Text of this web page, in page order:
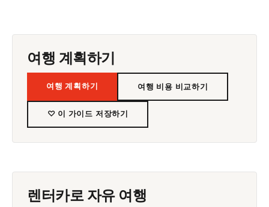
여행 계획하기
여행 계획하기 여행 비용 비교하기
♡ 이 가이드 저장하기
렌터카로 자유 여행